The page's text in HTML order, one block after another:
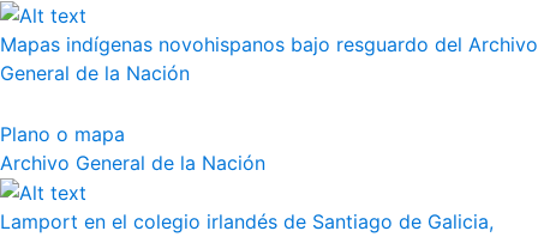
Mapas indígenas novohispanos bajo resguardo del Archivo
General de la Nación
Plano o mapa
Archivo General de la Nación
Lamport en el colegio irlandés de Santiago de Galicia,